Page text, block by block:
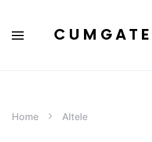
Home Altele